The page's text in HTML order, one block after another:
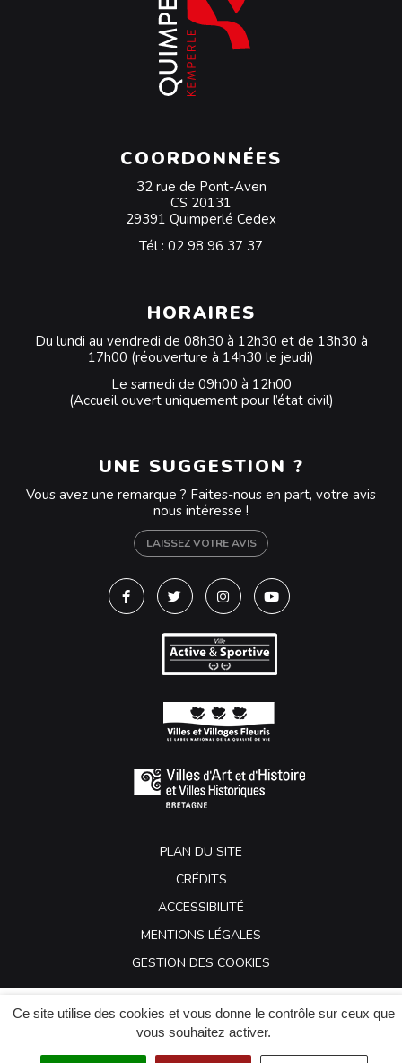
Ce site utilise des cookies et vous donne le contrôle sur ceux que
vous souhaitez activer.
COORDONNÉES
32 rue de Pont-Aven
CS 20131
29391 Quimperlé Cedex
Tél : 02 98 96 37 37
HORAIRES
Du lundi au vendredi de 08h30 à 12h30 et de 13h30 à
17h00 (réouverture à 14h30 le jeudi)
Le samedi de 09h00 à 12h00
(Accueil ouvert uniquement pour l’état civil)
UNE SUGGESTION ?
Vous avez une remarque ? Faites-nous en part, votre avis
nous intéresse !
LAISSEZ VOTRE AVIS
Lien vers le compte Facebook
Lien vers le compte Twitter
Lien vers le compte
Lien vers la chaîne
PLAN DU SITE
CRÉDITS
ACCESSIBILITÉ
MENTIONS LÉGALES
GESTION DES COOKIES